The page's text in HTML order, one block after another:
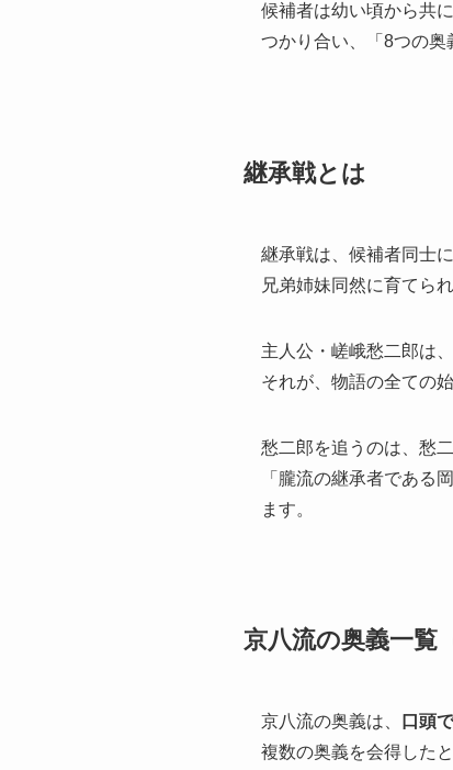
候補者は幼い頃から共
つかり合い、「8つの奥
継承戦とは
継承戦は、候補者同士
兄弟姉妹同然に育てら
主人公・嵯峨愁二郎は
それが、物語の全ての
愁二郎を追うのは、愁
「朧流の継承者である
ます。
京八流の奥義一覧
京八流の奥義は、 口頭
複数の奥義を会得した